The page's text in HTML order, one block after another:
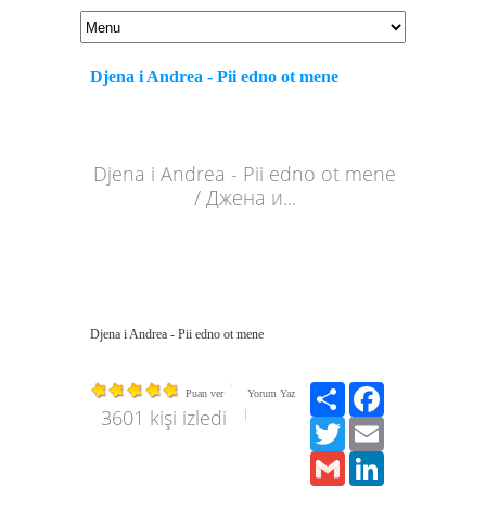
Djena i Andrea - Pii edno ot mene
Djena i Andrea - Pii edno ot mene
/ Джена и...
Djena i Andrea - Pii edno ot mene
Puan ver Yorum Yaz
3601 kişi izledi
Paylaş
Twitter
Gmail